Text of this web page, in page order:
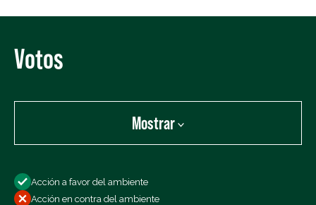
Votos
Mostrar
Todos los votos
Acción a favor del ambiente
Acción en contra del ambiente